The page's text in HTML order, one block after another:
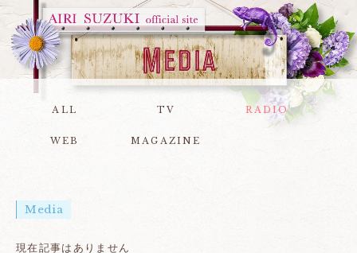
ALL TV RADIO
WEB MAGAZINE
Media
現在記事はありません